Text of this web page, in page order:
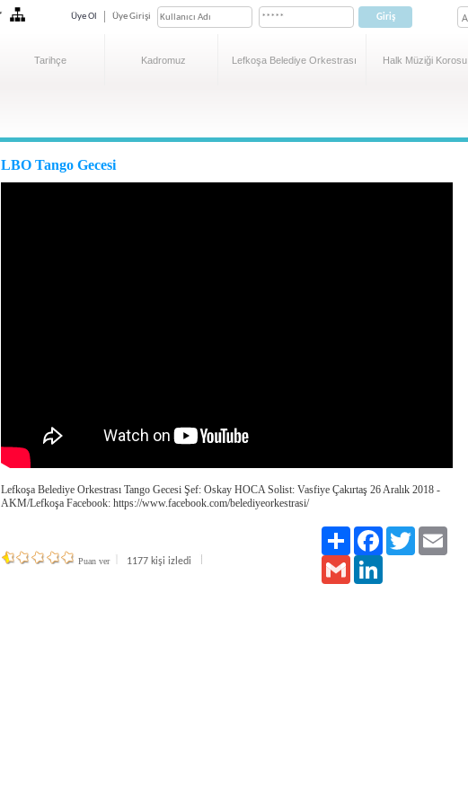
Üye Ol Üye Girişi
Tarihçe Kadromuz Lefkoşa Belediye Orkestrası Halk Müziği Korosu
LBO Tango Gecesi
Lefkoşa Belediye Orkestrası Tango Gecesi Şef: Oskay HOCA Solist: Vasfiye Çakırtaş 26 Aralık 2018 -
AKM/Lefkoşa Facebook: https://www.facebook.com/belediyeorkestrasi/
Puan ver 1177 kişi izledi
Paylaş FacebookTwitter
Gmail